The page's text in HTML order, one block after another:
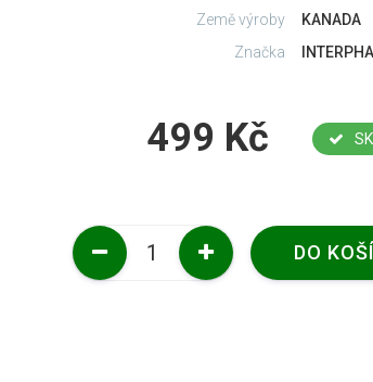
Země výroby
KANADA
Značka
499 Kč
DO